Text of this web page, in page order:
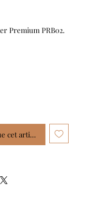
Premium PRB02.
cet article est disponible